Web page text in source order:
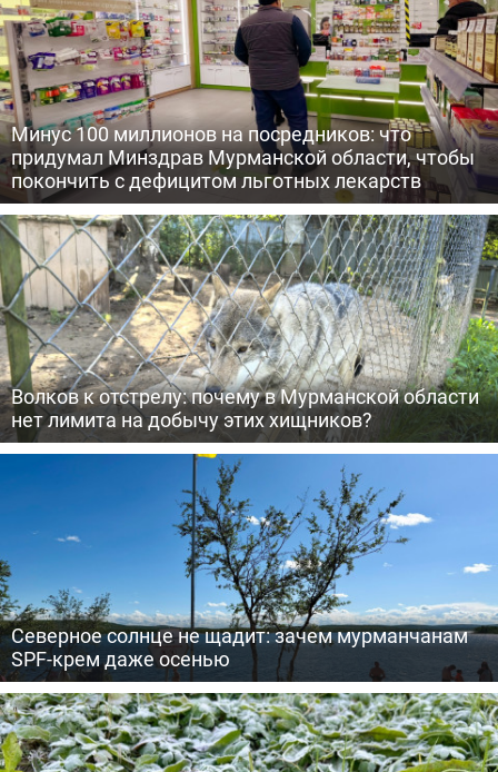
Минус 100 миллионов на посредников: что
придумал Минздрав Мурманской области, чтобы
покончить с дефицитом льготных лекарств
Волков к отстрелу: почему в Мурманской области
нет лимита на добычу этих хищников?
Северное солнце не щадит: зачем мурманчанам
SPF-крем даже осенью